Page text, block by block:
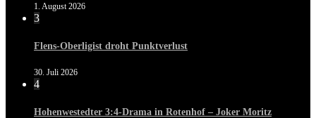
1. August 2026
3
Flens-Oberligist droht Punktverlust
30. Juli 2026
4
Hohenwestedter 3:4-Drama in Rotenhof – Joker Moritz